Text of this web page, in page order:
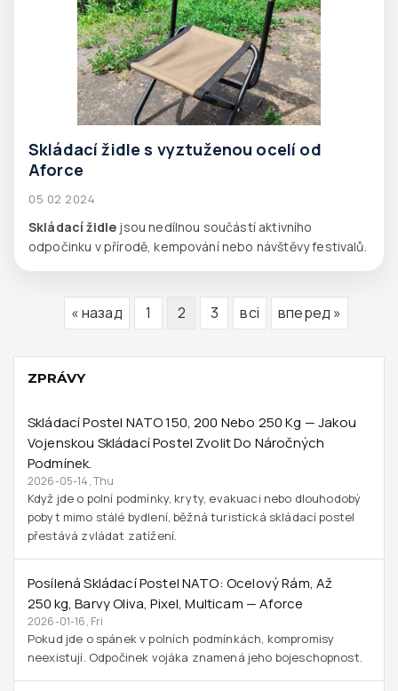
Skládací židle s vyztuženou ocelí od
Aforce
05 02 2024
Skládací židle jsou nedílnou součástí aktivního
odpočinku v přírodě, kempování nebo návštěvy festivalů.
« назад 1 2 3 всі вперед »
ZPRÁVY
Skládací Postel NATO 150, 200 Nebo 250 Kg — Jakou
Vojenskou Skládací Postel Zvolit Do Náročných
Podmínek.
2026-05-14, Thu
Když jde o polní podmínky, kryty, evakuaci nebo dlouhodobý
pobyt mimo stálé bydlení, běžná turistická skládací postel
přestává zvládat zatížení.
Posílená Skládací Postel NATO: Ocelový Rám, Až
250 Kg, Barvy Oliva, Pixel, Multicam — Aforce
2026-01-16, Fri
Pokud jde o spánek v polních podmínkách, kompromisy
neexistují. Odpočinek vojáka znamená jeho bojeschopnost.